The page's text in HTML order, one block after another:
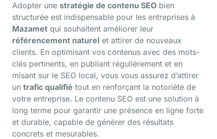
Adopter une stratégie de contenu SEO bien
structurée est indispensable pour les entreprises à
Mazamet qui souhaitent améliorer leur
référencement naturel et attirer de nouveaux
clients. En optimisant vos contenus avec des mots-
clés pertinents, en publiant régulièrement et en
misant sur le SEO local, vous vous assurez d’attirer
un trafic qualifié tout en renforçant la notoriété de
votre entreprise. Le contenu SEO est une solution à
long terme pour garantir une présence en ligne forte
et durable, capable de générer des résultats
concrets et mesurables.